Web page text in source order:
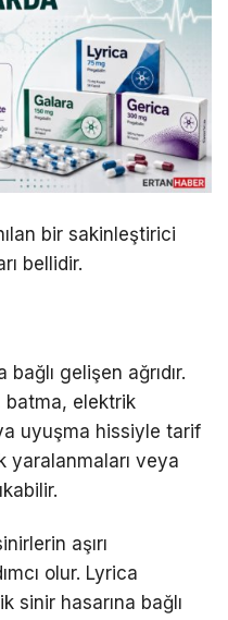
bir sakinleştirici
bellidir.
gelişen ağrıdır.
batma, elektrik
uyuşma hissiyle tarif
yaralanmaları veya
aşırı
olur. Lyrica
sinir hasarına bağlı